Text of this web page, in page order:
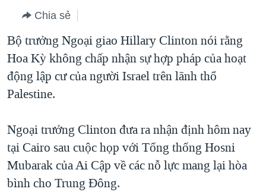
chính
điều
hướng
chính
Đi
"Tìm"
BLOG
DIỄN ĐÀN
MỤC
TỰ DO BÁO CHÍ
NGƯỜI VIỆT HẢI NGOẠI
ĐỜI SỐNG
CHUYÊN ĐỀ
HÀNH TRÌNH BẦU CỬ 2024
MỘT NĂM CHIẾN TRANH TẠI DẢI GAZA
GIẢI MÃ VÀNH ĐAI & CON ĐƯỜNG
VIDEO
NGHE
MẠNG XÃ HỘI
Chia sẻ
Bộ trưởng Ngoại giao Hillary Clinton nói rằng
Hoa Kỳ không chấp nhận sự hợp pháp của hoạt
động lập cư của người Israel trên lãnh thổ
Palestine.
Ngoại trưởng Clinton đưa ra nhận định hôm nay
tại Cairo sau cuộc họp với Tổng thống Hosni
Mubarak của Ai Cập về các nỗ lực mang lại hòa
bình cho Trung Đông.